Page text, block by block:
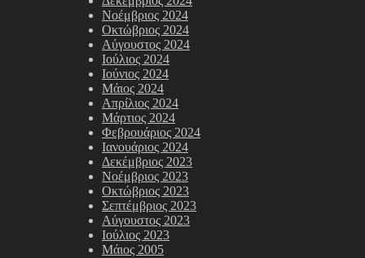
Νοέμβριος 2024
Οκτώβριος 2024
Αύγουστος 2024
Ιούλιος 2024
Ιούνιος 2024
Μάιος 2024
Απρίλιος 2024
Μάρτιος 2024
Φεβρουάριος 2024
Ιανουάριος 2024
Δεκέμβριος 2023
Νοέμβριος 2023
Οκτώβριος 2023
Σεπτέμβριος 2023
Αύγουστος 2023
Ιούλιος 2023
Μάιος 2005